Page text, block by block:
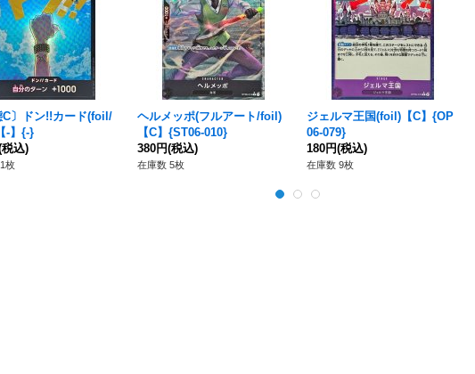
C〕ドン!!カード(foil/
-】{-}
税込)
枚
ヘルメッポ(フルアート/foil)
【C】{ST06-010}
380円(税込)
在庫数 5枚
ジェルマ王国(foil)【C】{OP
06-079}
180円(税込)
在庫数 9枚